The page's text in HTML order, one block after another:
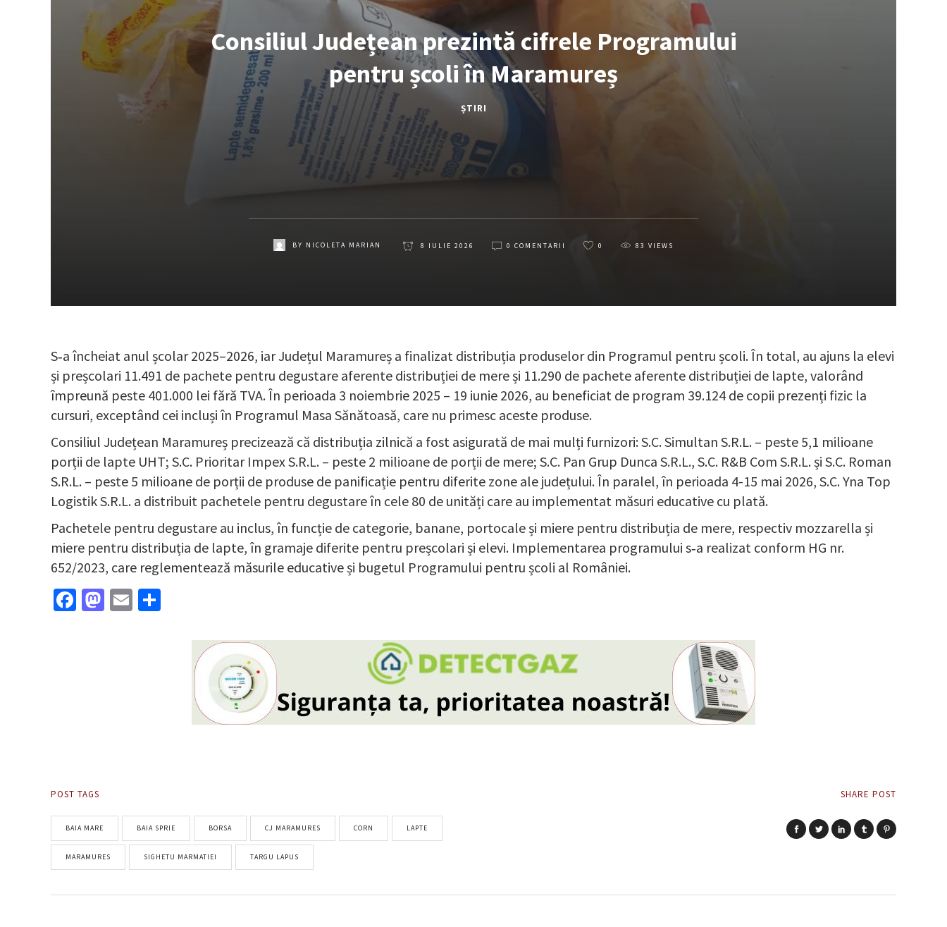
Consiliul Județean prezintă cifrele Programului
pentru școli în Maramureș
ȘTIRI
BY NICOLETA MARIAN 8 IULIE 2026 0 COMENTARII 0 83 VIEWS
S‑a încheiat anul școlar 2025–2026, iar Județul Maramureș a finalizat distribuția produselor din Programul pentru școli. În total, au ajuns la elevi
și preșcolari 11.491 de pachete pentru degustare aferente distribuției de mere și 11.290 de pachete aferente distribuției de lapte, valorând
împreună peste 401.000 lei fără TVA. În perioada 3 noiembrie 2025 – 19 iunie 2026, au beneficiat de program 39.124 de copii prezenți fizic la
cursuri, exceptând cei incluși în Programul Masa Sănătoasă, care nu primesc aceste produse.
Consiliul Județean Maramureș precizează că distribuția zilnică a fost asigurată de mai mulți furnizori: S.C. Simultan S.R.L. – peste 5,1 milioane
porții de lapte UHT; S.C. Prioritar Impex S.R.L. – peste 2 milioane de porții de mere; S.C. Pan Grup Dunca S.R.L., S.C. R&B Com S.R.L. și S.C. Roman
S.R.L. – peste 5 milioane de porții de produse de panificație pentru diferite zone ale județului. În paralel, în perioada 4-15 mai 2026, S.C. Yna Top
Logistik S.R.L. a distribuit pachetele pentru degustare în cele 80 de unități care au implementat măsuri educative cu plată.
Pachetele pentru degustare au inclus, în funcție de categorie, banane, portocale și miere pentru distribuția de mere, respectiv mozzarella și
miere pentru distribuția de lapte, în gramaje diferite pentru preșcolari și elevi. Implementarea programului s‑a realizat conform HG nr.
652/2023, care reglementează măsurile educative și bugetul Programului pentru școli al României.
Facebook
Mastodon
Email
POST TAGS
BAIA MARE BAIA SPRIE BORSA CJ MARAMURES CORN LAPTE
MARAMURES SIGHETU MARMATIEI TARGU LAPUS
SHARE POST